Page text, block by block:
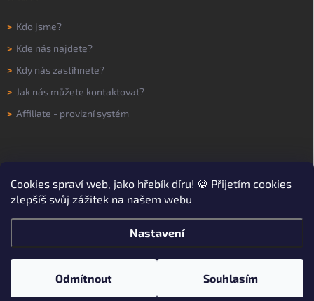
Cookies spraví web, jako hřebík díru! 🍪 Přijetím cookies
zlepšíš svůj zážitek na našem webu
Nastavení
Odmítnout Souhlasím
> Kdo jsme?
> Kde nás najdete?
> Kdy nás zastihnete?
> Jak nás můžete kontaktovat?
> Affiliate - provizní systém
Copyright 2026WORKNOW. Všechna práva vyhrazena.Upravit nastavení